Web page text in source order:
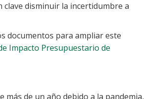
clave disminuir la incertidumbre a
documentos para ampliar este
Impacto Presupuestario de
más de un año debido a la pandemia,